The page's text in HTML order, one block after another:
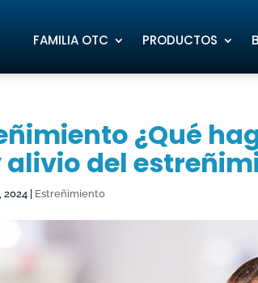
FAMILIA OTC PRODUCTOS
¿Qué
del
2024 Estreñimiento